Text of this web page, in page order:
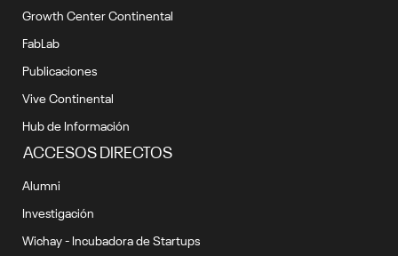
Growth Center Continental
FabLab
Publicaciones
Vive Continental
Hub de Información
ACCESOS DIRECTOS
Alumni
Investigación
Wichay - Incubadora de Startups